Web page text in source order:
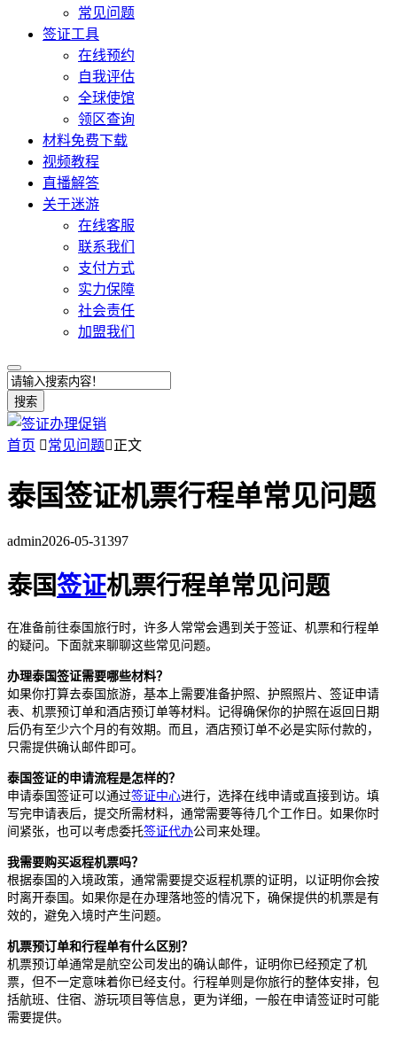
常见问题
签证工具
在线预约
自我评估
全球使馆
领区查询
材料免费下载
视频教程
直播解答
关于迷游
在线客服
联系我们
支付方式
实力保障
社会责任
加盟我们
搜索
首页 常见问题正文
泰国签证机票行程单常见问题
admin2026-05-31397
泰国签证机票行程单常见问题
在准备前往泰国旅行时，许多人常常会遇到关于签证、机票和行程单
的疑问。下面就来聊聊这些常见问题。
办理泰国签证需要哪些材料？
如果你打算去泰国旅游，基本上需要准备护照、护照照片、签证申请
表、机票预订单和酒店预订单等材料。记得确保你的护照在返回日期
后仍有至少六个月的有效期。而且，酒店预订单不必是实际付款的，
只需提供确认邮件即可。
泰国签证的申请流程是怎样的？
申请泰国签证可以通过签证中心进行，选择在线申请或直接到访。填
写完申请表后，提交所需材料，通常需要等待几个工作日。如果你时
间紧张，也可以考虑委托签证代办公司来处理。
我需要购买返程机票吗？
根据泰国的入境政策，通常需要提交返程机票的证明，以证明你会按
时离开泰国。如果你是在办理落地签的情况下，确保提供的机票是有
效的，避免入境时产生问题。
机票预订单和行程单有什么区别？
机票预订单通常是航空公司发出的确认邮件，证明你已经预定了机
票，但不一定意味着你已经支付。行程单则是你旅行的整体安排，包
括航班、住宿、游玩项目等信息，更为详细，一般在申请签证时可能
需要提供。